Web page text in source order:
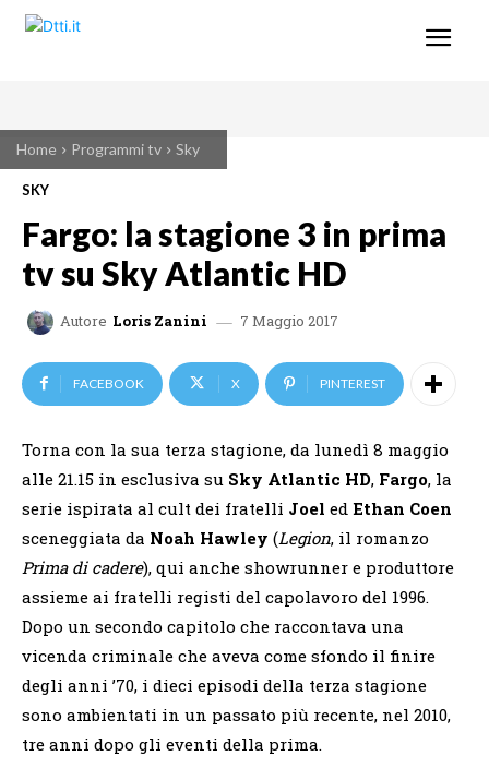
Home Programmi tv Sky
SKY
Fargo: la stagione 3 in prima
tv su Sky Atlantic HD
Autore Loris Zanini 7 Maggio 2017
FACEBOOK X PINTEREST
Torna con la sua terza stagione, da lunedì 8 maggio
alle 21.15 in esclusiva su Sky Atlantic HD, Fargo, la
serie ispirata al cult dei fratelli Joel ed Ethan Coen
sceneggiata da Noah Hawley (Legion, il romanzo
Prima di cadere), qui anche showrunner e produttore
assieme ai fratelli registi del capolavoro del 1996.
Dopo un secondo capitolo che raccontava una
vicenda criminale che aveva come sfondo il finire
degli anni ’70, i dieci episodi della terza stagione
sono ambientati in un passato più recente, nel 2010,
tre anni dopo gli eventi della prima.